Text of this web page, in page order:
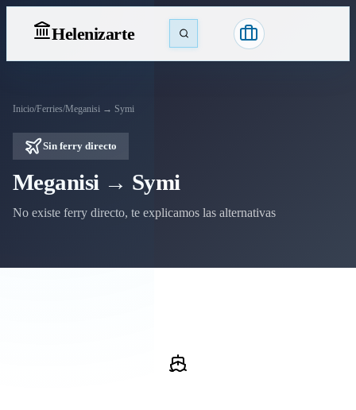
Helenizarte
Inicio/Ferries/Meganisi → Symi
Sin ferry directo
Meganisi → Symi
No existe ferry directo, te explicamos las alternativas